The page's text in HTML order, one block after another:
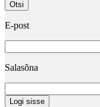
E-post
Salasõna